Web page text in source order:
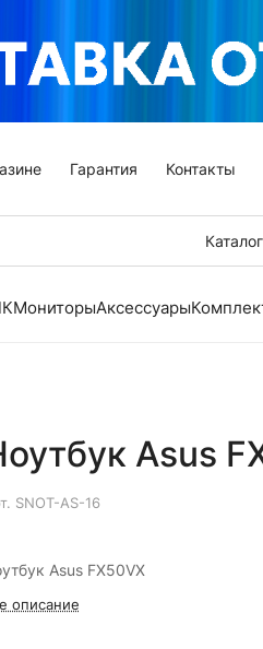
Гарантия Контакты
Каталог
МониторыАксессуары
Asus
SNOT-AS-16
Asus FX50VX
описание